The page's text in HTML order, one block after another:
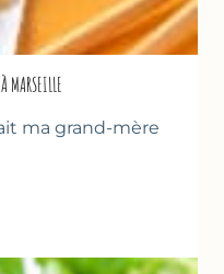
MARSEILLE
ma grand-mère